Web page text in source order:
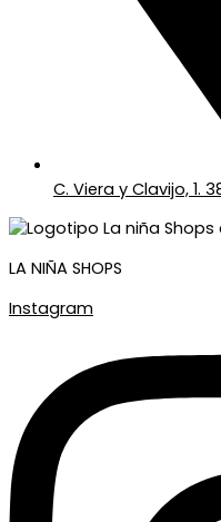
C. Viera y Clavijo, 1.
LA NIÑA SHOPS
Instagram